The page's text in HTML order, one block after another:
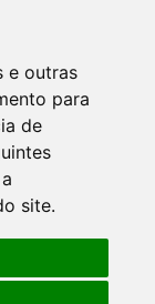
e outras
para
de
site.
| Dimensions |
|
| Ibict